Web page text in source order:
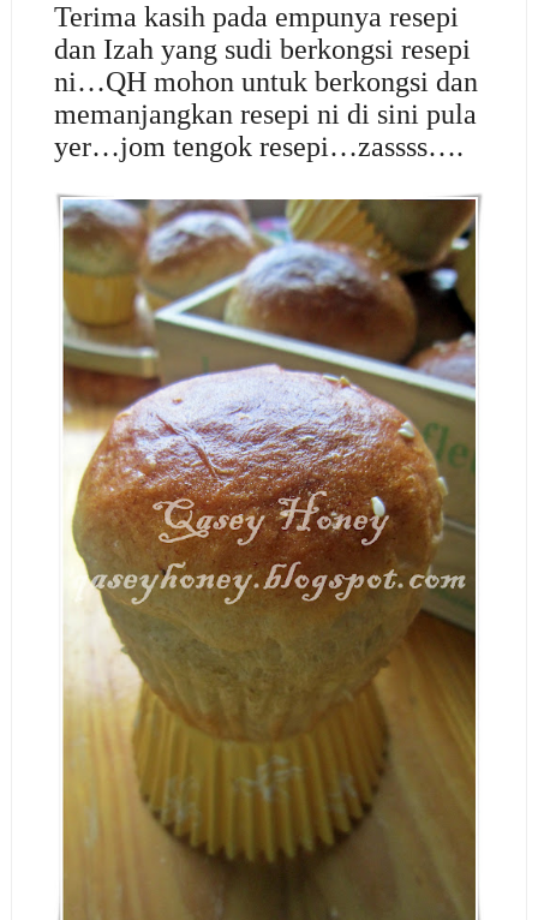
Terima kasih pada empunya resepi
dan Izah yang sudi berkongsi resepi
ni…QH mohon untuk berkongsi dan
memanjangkan resepi ni di sini pula
yer…jom tengok resepi…zassss….